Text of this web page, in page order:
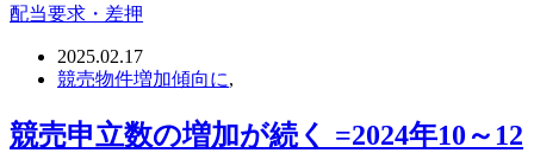
配当要求・差押
2025.02.17
競売物件増加傾向に,
競売申立数の増加が続く =2024年10～12